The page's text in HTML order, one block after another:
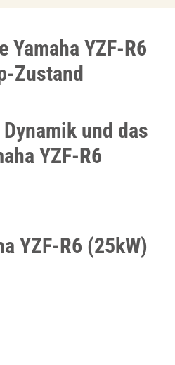
Yamaha YZF-R6
Zustand
und das
YZF-R6
YZF-R6 (25kW)